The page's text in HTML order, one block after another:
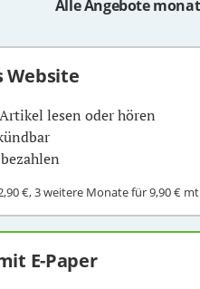
Alle Angebote
Website
lesen oder hören
€, 3 weitere Monate für9,90 €
E-Paper